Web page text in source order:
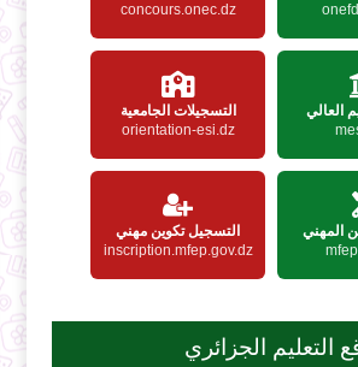
concours.onec.dz
العالي
التسجيلات الجامعية
orientation-esi.dz
المهني
التسجيل تكوين مهني
inscription.mfep.gov.dz
التعليم الجزائري